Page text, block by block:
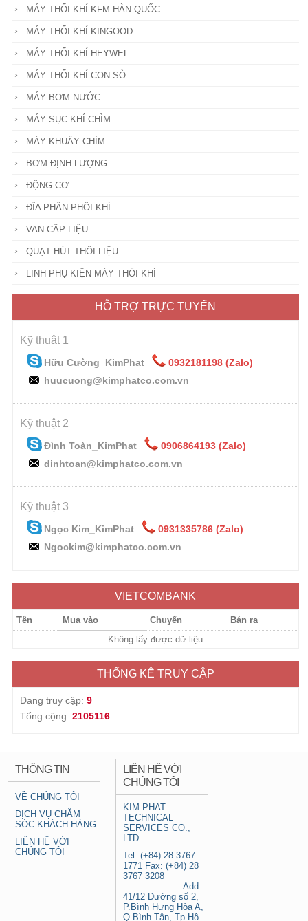
MÁY THỔI KHÍ KFM HÀN QUỐC
MÁY THỔI KHÍ KINGOOD
MÁY THỔI KHÍ HEYWEL
MÁY THỔI KHÍ CON SÒ
MÁY BƠM NƯỚC
MÁY SỤC KHÍ CHÌM
MÁY KHUẤY CHÌM
BƠM ĐỊNH LƯỢNG
ĐỘNG CƠ
ĐĨA PHÂN PHỐI KHÍ
VAN CẤP LIỆU
QUẠT HÚT THỔI LIỆU
LINH PHỤ KIỆN MÁY THỔI KHÍ
HỖ TRỢ TRỰC TUYẾN
Kỹ thuật 1
Hữu Cường_KimPhat
0932181198 (Zalo)
huucuong@kimphatco.com.vn
Kỹ thuật 2
Đình Toàn_KimPhat
0906864193 (Zalo)
dinhtoan@kimphatco.com.vn
Kỹ thuật 3
Ngọc Kim_KimPhat
0931335786 (Zalo)
Ngockim@kimphatco.com.vn
VIETCOMBANK
Tên Mua vào Chuyển
Bán ra
Không lấy được dữ liệu
THỐNG KÊ TRUY CẬP
Đang truy cập: 9
Tổng cộng: 2105116
THÔNG TIN
VỀ CHÚNG TÔI
DỊCH VỤ CHĂM
SÓC KHÁCH HÀNG
LIÊN HỆ VỚI
CHÚNG TÔI
LIÊN HỆ VỚI
CHÚNG TÔI
KIM PHAT
TECHNICAL
SERVICES CO.,
LTD
Tel: (+84) 28 3767
1771 Fax: (+84) 28
3767 3208
Add:
41/12 Đường số 2,
P.Bình Hưng Hòa A,
Q.Bình Tân, Tp.Hồ